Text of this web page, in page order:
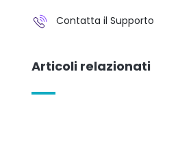
Contatta il Supporto
Articoli relazionati